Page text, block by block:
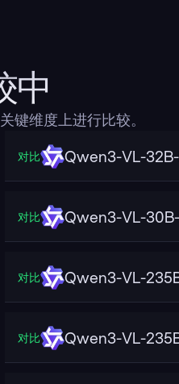
中
键维度上进行比较。
对比 Qwen3-VL-
对比 Qwen3-VL-
对比 Qwen3-VL-
对比 Qwen3-VL-